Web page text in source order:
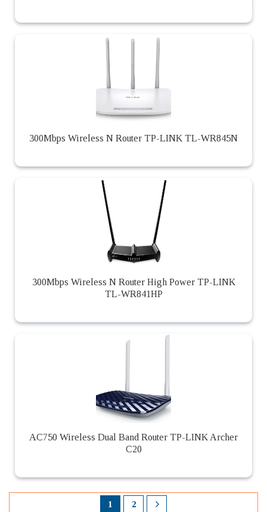
300Mbps Wireless N Router TP-LINK TL-WR845N
300Mbps Wireless N Router High Power TP-LINK
TL-WR841HP
AC750 Wireless Dual Band Router TP-LINK Archer
C20
1 2